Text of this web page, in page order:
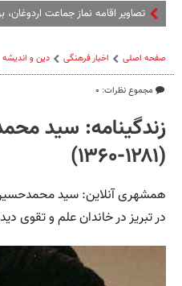
تصاویر اقامه نماز جماعت
صفحه اصلی اخبار فرهنگی دین و اندیشه
مجموع نظرات: ۰
زندگینامه: سید
(۱۲۸۱-۱۳۶۰)
در تبریز در خاندان علم و تقوی